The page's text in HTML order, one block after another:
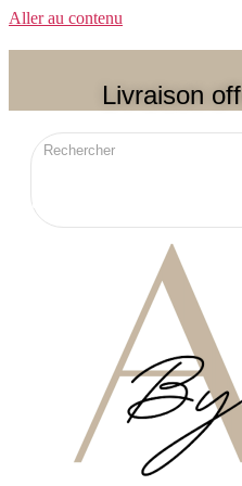
Aller au contenu
Livraison